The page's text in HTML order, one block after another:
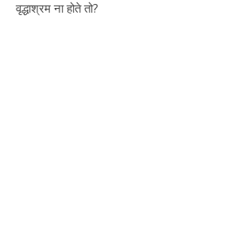
वृद्धाश्रम ना होते तो?